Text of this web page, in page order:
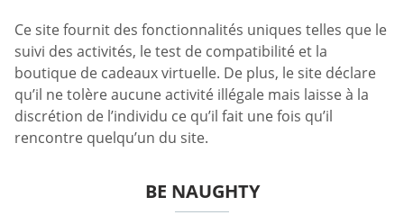
Ce site fournit des fonctionnalités uniques telles que le
suivi des activités, le test de compatibilité et la
boutique de cadeaux virtuelle. De plus, le site déclare
qu’il ne tolère aucune activité illégale mais laisse à la
discrétion de l’individu ce qu’il fait une fois qu’il
rencontre quelqu’un du site.
BE NAUGHTY